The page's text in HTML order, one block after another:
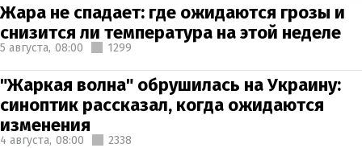
Жара не спадает: где ожидаются грозы и
снизится ли температура на этой неделе
5 августа, 08:00 1299
"Жаркая волна" обрушилась на Украину:
синоптик рассказал, когда ожидаются
изменения
4 августа, 08:00 2338